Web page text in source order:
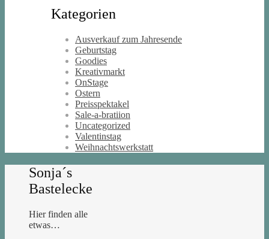
Kategorien
Ausverkauf zum Jahresende
Geburtstag
Goodies
Kreativmarkt
OnStage
Ostern
Preisspektakel
Sale-a-bratiion
Uncategorized
Valentinstag
Weihnachtswerkstatt
Sonja´s
Bastelecke
Hier finden alle
etwas…